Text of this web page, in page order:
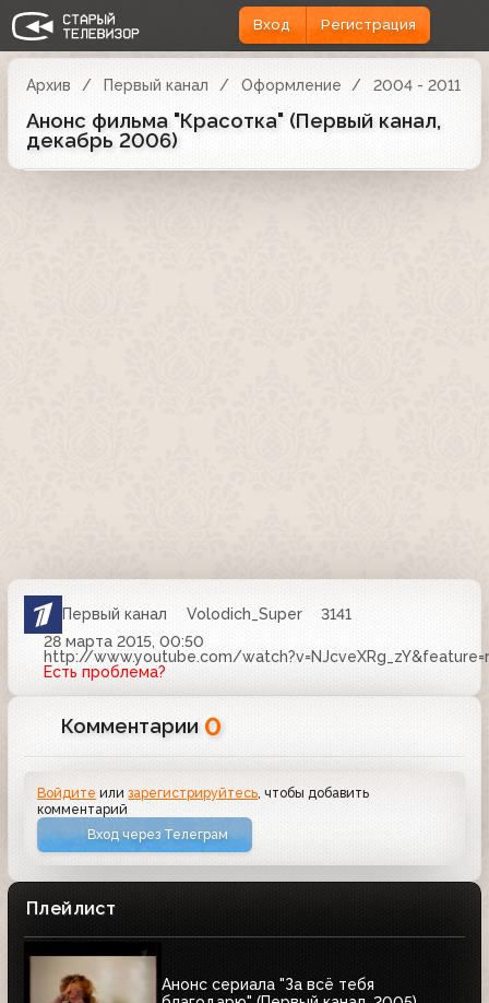
Вход Регистрация
Архив Первый канал Оформление 2004 - 2011
Анонс фильма "Красотка" (Первый канал,
декабрь 2006)
Первый канал Volodich_Super
3141
28 марта 2015, 00:50
http://www.youtube.com/
Есть проблема?
Комментарии 0
Войдите илизарегистрируйтесь , чтобы добавить
комментарий
Вход через Телеграм
Плейлист
Анонс сериала "За всё тебя